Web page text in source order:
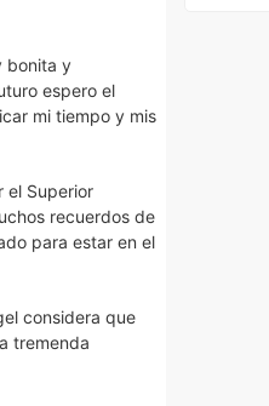
bonita y
espero el
mi tiempo y mis
el Superior
recuerdos de
para estar en el
considera que
tremenda